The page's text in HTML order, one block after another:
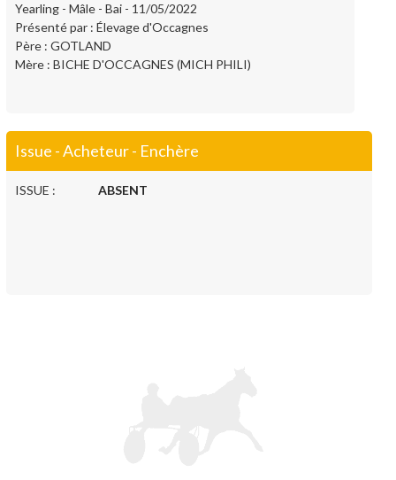
Yearling - Mâle - Bai - 11/05/2022
Présenté par : Élevage d'Occagnes
Père : GOTLAND
Mère : BICHE D'OCCAGNES (MICH PHILI)
Issue - Acheteur - Enchère
ISSUE : ABSENT